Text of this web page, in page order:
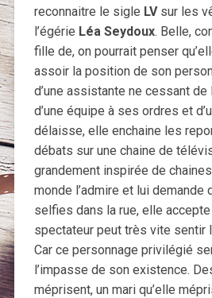
reconnaitre le sigle LVsur les
l’égérie Léa Seydoux. Belle,
fille de, on pourrait penser
assoir la position de son
d’une assistante ne cessant
d’une équipe à ses ordres et
délaisse, elle enchaine les
débats sur une chaine de
grandement inspirée de
monde l’admire et lui demande
selfies dans la rue, elle
spectateur peut très vite sentir
Car ce personnage privilégié
l’impasse de son existence.
méprisent, un mari qu’elle